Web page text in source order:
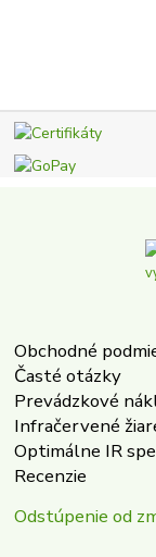
Obchodné
Časté otázky
Prevádzkové
Infračervené
Optimálne IR
Recenzie
Odstúpenie od